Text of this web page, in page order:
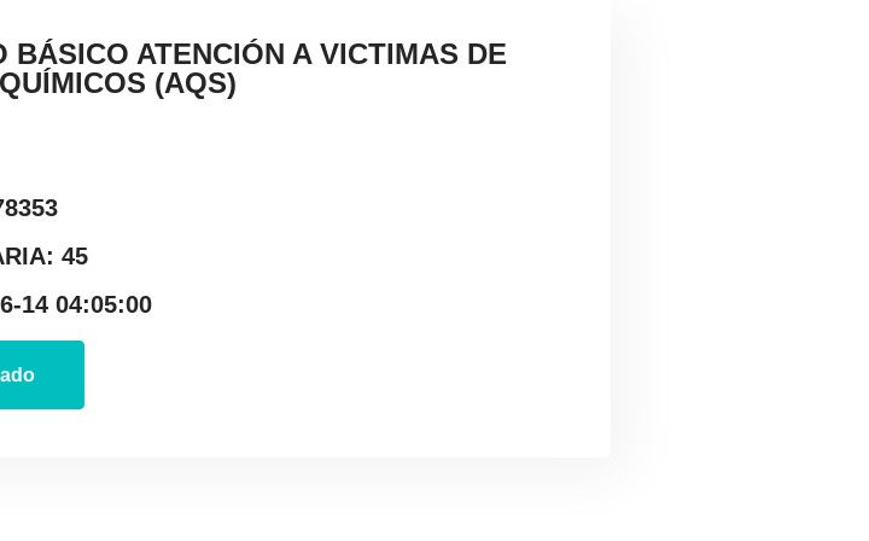
ATENCIÓN A VICTIMAS DE
(AQS)
45
14 04:05:00